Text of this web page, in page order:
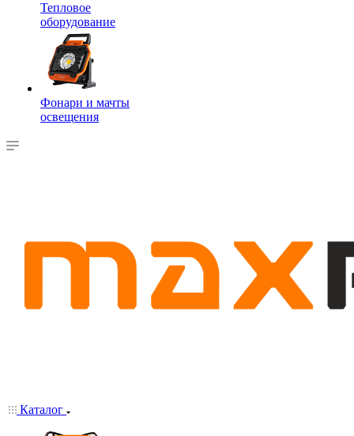
Тепловое
оборудование
Фонари и мачты
освещения
Каталог